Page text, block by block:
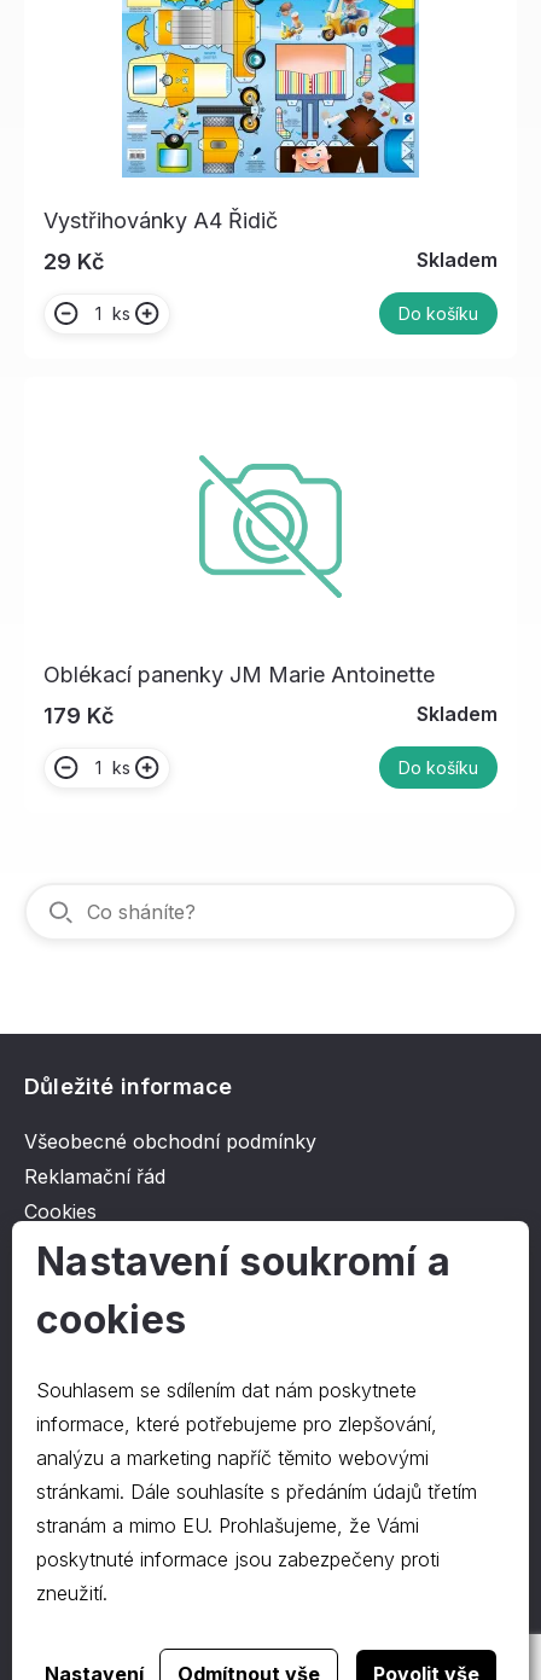
Vystřihovánky A4 Řidič
29 Kč
Skladem
ks Do košíku
Oblékací panenky JM Marie Antoinette
179 Kč
Skladem
ks Do košíku
Důležité informace
Všeobecné obchodní podmínky
Reklamační řád
Cookies
Ochrana osobních údajů
O společnosti
Kontakt
O nás
Kontakty
577 222 666
©2024 PD-HRAPA s.r.o.
Realizace webudgstudio.
Nastavení soukromí a
cookies
Souhlasem se sdílením dat nám poskytnete
informace, které potřebujeme pro zlepšování,
analýzu a marketing napříč těmito webovými
stránkami. Dále souhlasíte s předáním údajů třetím
stranám a mimo EU. Prohlašujeme, že Vámi
poskytnuté informace jsou zabezpečeny proti
zneužití.
Nastavení Odmítnout vše Povolit vše